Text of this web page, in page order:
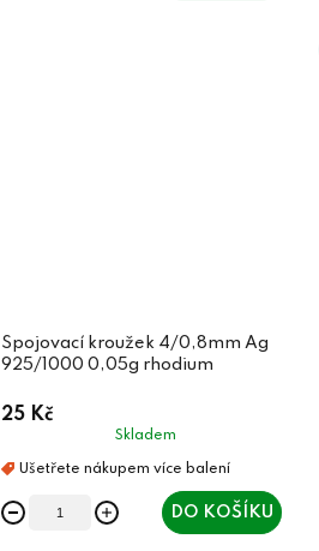
Spojovací kroužek 4/0,8mm Ag
925/1000 0,05g rhodium
25 Kč
Skladem
DO KOŠÍKU